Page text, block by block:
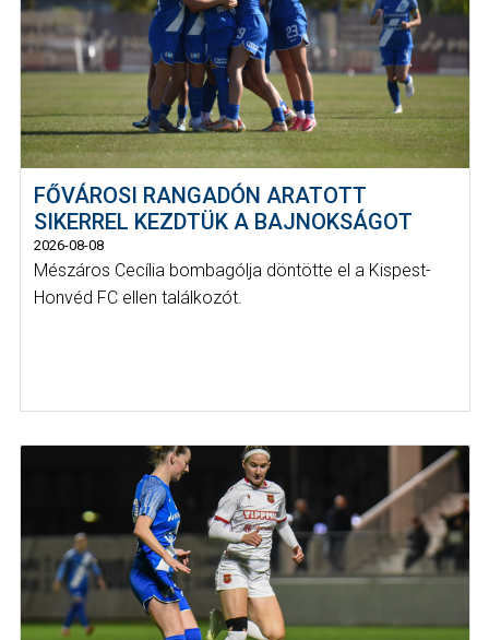
FŐVÁROSI RANGADÓN ARATOTT
SIKERREL KEZDTÜK A BAJNOKSÁGOT
2026-08-08
Mészáros Cecília bombagólja döntötte el a Kispest-
Honvéd FC ellen találkozót.